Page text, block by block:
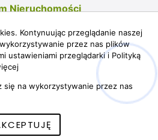
Nieruchomości
Bieniewice
Kontakt
609699247
zastrzeżone | Program dla biur
- asaricrm.com
Kontynuując przeglądanie naszej
przez nas plików
ustawieniami przeglądarki i Polityką
się na wykorzystywanie przez nas